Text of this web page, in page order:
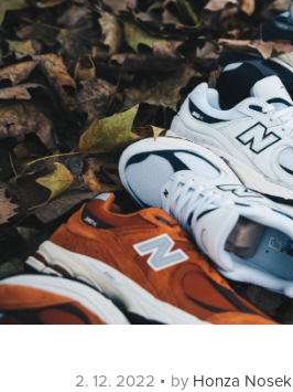
Posted
2. 12. 2022 by Honza Nosek